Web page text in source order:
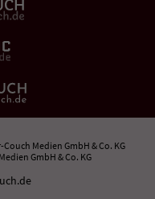
Medien GmbH & Co. KG
GmbH & Co. KG